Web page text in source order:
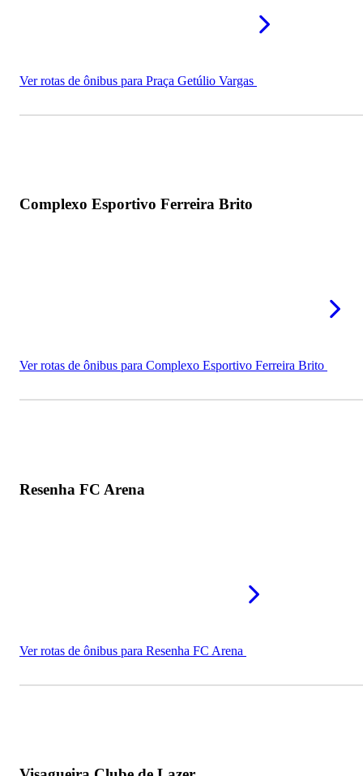
Ver rotas de ônibus para Praça Getúlio Vargas
Complexo Esportivo Ferreira Brito
Ver rotas de ônibus para Complexo Esportivo Ferreira Brito
Resenha FC Arena
Ver rotas de ônibus para Resenha FC Arena